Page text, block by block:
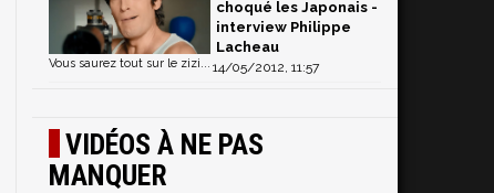
choqué les Japonais -
interview Philippe
Lacheau
14/05/2012, 11:57
Vous saurez tout sur le zizi...
VIDÉOS À NE PAS
MANQUER